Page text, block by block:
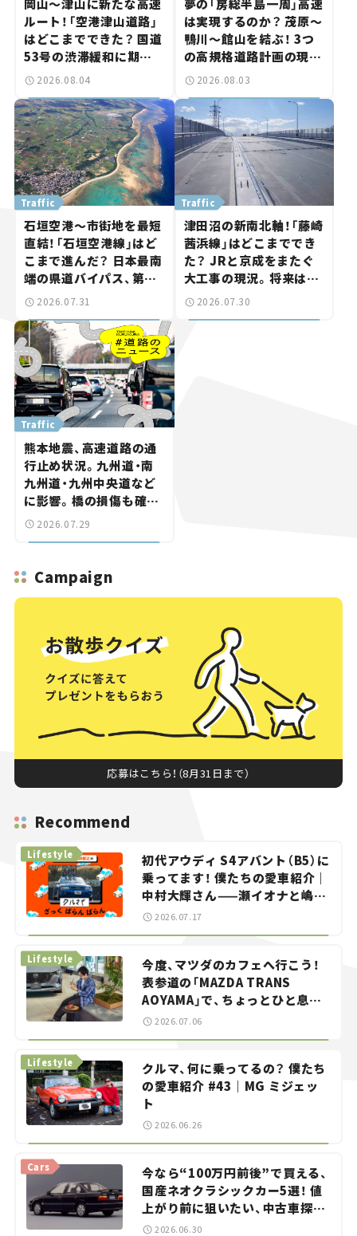
岡山～津山に新たな高速
ルート！「空港津山道路」
はどこまでできた？ 国道
53号の渋滞緩和に期待。
岡山市側でも動きが【い
2026.08.04
夢の「房総半島一周」高速
は実現するのか？ 茂原～
鴨川～館山を結ぶ！ 3つ
の高規格道路計画の現
状。「館山鴨川道路」で検
路計画】
2026.08.03
Traffic
石垣空港～市街地を最短
直結！「石垣空港線」はど
こまで進んだ？ 日本最南
端の県道バイパス、第2
工区も延伸開通 【いま気
2026.07.31
Traffic
津田沼の新南北軸！「藤崎
茜浜線」はどこまででき
た？ JRと京成をまたぐ
大工事の現況。将来は
「習志野～鎌ケ谷」を最短
2026.07.30
Traffic
熊本地震、高速道路の通
行止め状況。九州道・南
九州道・九州中央道など
に影響。橋の損傷も確認
【道路のニュース】
2026.07.29
Campaign
応募はこちら！（8月31日まで）
Recommend
初代アウディ S4アバント（B5）に
乗ってます！ 僕たちの愛車紹介｜
中村大輝さん——瀬イオナと嶋田
智之の「クルマでざっくばらんば
Lifestyle
2026.07.17
今度、マツダのカフェへ行こう！
表参道の「MAZDA TRANS
AOYAMA」で、ちょっとひと息。
——連載｜CCGとクルマでどうす
Lifestyle
2026.07.06
クルマ、何に乗ってるの？ 僕たち
の愛車紹介 #43｜MG ミジェッ
ト
Lifestyle
2026.06.26
今なら“100万円前後”で買える、
国産ネオクラシックカー5選！ 値
上がり前に狙いたい、中古車探し
をお手伝い――ちょっとイケてるマ
Cars
2026.06.30